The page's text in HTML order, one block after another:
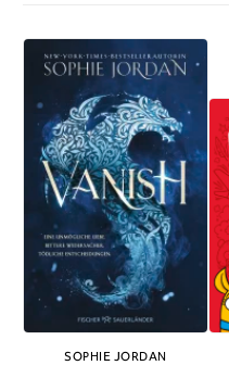
SOPHIE JORDAN